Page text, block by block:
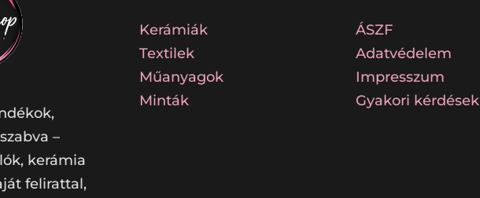
–
kerámia
felirattal,
Kerámiák
Textilek
Műanyagok
Minták
ÁSZF
Adatvédelem
Impresszum
Gyakori kérdések